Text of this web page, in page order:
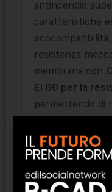
antincendio
caratteristiche
resistenza
membrana con
EI 60 per la
permettendo di
problematiche
edifici pubblici
nell’edilizia
Caratteristiche: